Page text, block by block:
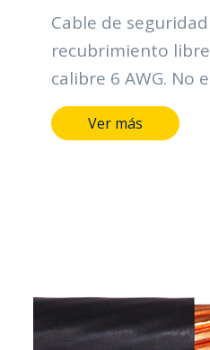
Cable de
recubrimiento
calibre 6 AWG. No
téxicos en caso de
Ver más